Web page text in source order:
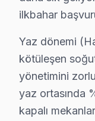
Fiziksel belirti:
2025 Türkiye
En çok
5.Yazılım
Fiziksel belirti:
ilkbahar
Yaz dönemi
kötüleşen
yönetimini
yaz ortasında
kapalı